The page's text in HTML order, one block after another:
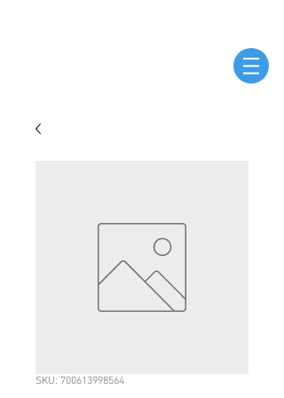
SKU: 700613998564